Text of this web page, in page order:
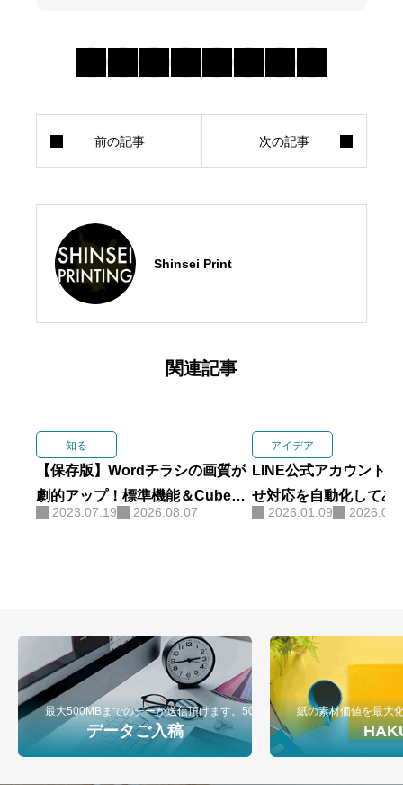
Shinsei Print
関連記事
知る
【保存版】Wordチラシの画質が
劇的アップ！標準機能＆CubePD
Fで「キレイなPDF」を作る方
2023.07.19 2026.08.07
アイデア
LINE公式アカウント
せ対応を自動化して
atGPTとスプレッドシ
2026.01.09
最大500MBまでのデーが送信頂けます。500MB以上のデータ入稿は弊
データご入稿
紙の素材価値を最大